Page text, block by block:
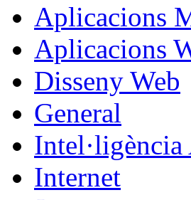
Aplicacions
Aplicacions
Disseny Web
General
Internet